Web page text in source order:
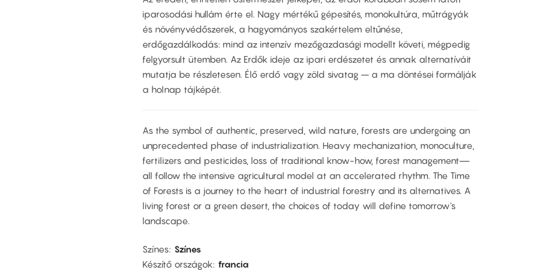
iparosodási hullám érte el. Nagy mértékű gépesítés, monokultúra, műtrágyák
és növényvédőszerek, a hagyományos szakértelem eltűnése,
erdőgazdálkodás: mind az intenzív mezőgazdasági modellt követi, mégpedig
felgyorsult ütemben. Az Erdők ideje az ipari erdészetet és annak alternatíváit
mutatja be részletesen. Élő erdő vagy zöld sivatag – a ma döntései formálják
a holnap tájképét.
As the symbol of authentic, preserved, wild nature, forests are undergoing an
unprecedented phase of industrialization. Heavy mechanization, monoculture,
fertilizers and pesticides, loss of traditional know-how, forest management—
all follow the intensive agricultural model at an accelerated rhythm. The Time
of Forests is a journey to the heart of industrial forestry and its alternatives. A
living forest or a green desert, the choices of today will define tomorrow's
landscape.
Színes Színes
Készítő országok francia